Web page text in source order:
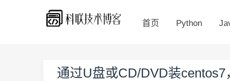
首页 Python
通过U盘或CD/DVD装centos7